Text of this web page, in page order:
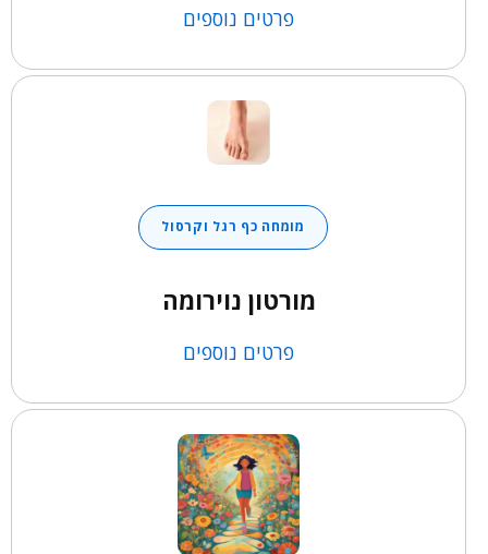
פרטים נוספים
מומחה כף רגל וקרסול
מורטון נוירומה
פרטים נוספים